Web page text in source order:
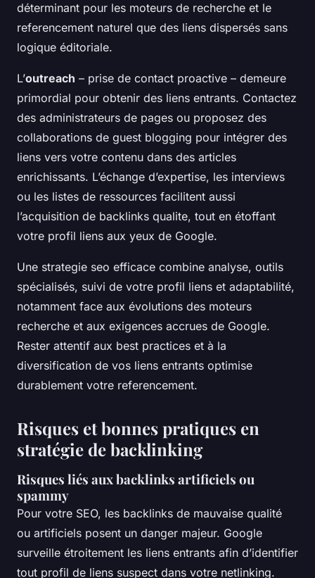
déterminant pour les moteurs de recherche et le
referencement naturel que des liens dispersés sans
logique éditoriale.
L’outreach – prise de contact proactive – demeure
primordial pour obtenir des liens entrants. Contactez
des administrateurs de pages ou proposez des
collaborations de guest blogging pour intégrer des
liens vers votre contenu dans des articles
enrichissants. L’échange d’expertise, les interviews
ou les listes de ressources facilitent aussi
l’acquisition de backlinks qualite, tout en étoffant
votre profil liens aux yeux de Google.
Une strategie seo efficace combine analyse, outils
spécialisés, suivi de votre profil liens et adaptabilité,
notamment face aux évolutions des moteurs
recherche et aux exigences accrues de Google.
Rester attentif aux best practices et à la
diversification de vos liens entrants optimise
durablement votre referencement.
Risques et bonnes pratiques en
stratégie de backlinking
Risques liés aux backlinks artificiels ou
spammy
Pour votre SEO, les backlinks de mauvaise qualité
ou artificiels posent un danger majeur. Google
surveille étroitement les liens entrants afin d’identifier
tout profil de liens suspect dans votre netlinking.